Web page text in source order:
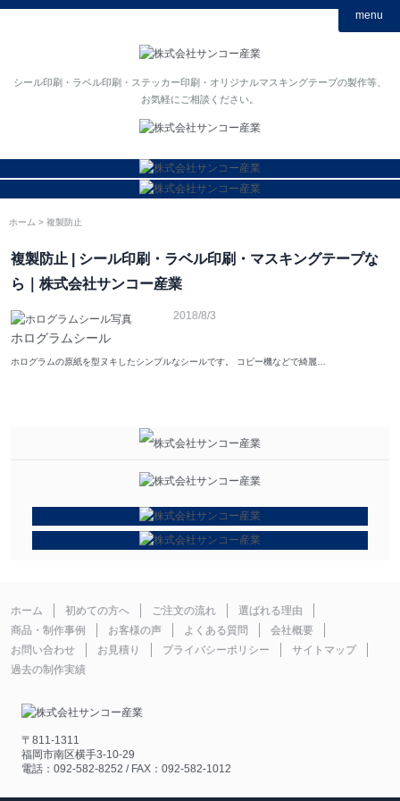
シール印刷・ラベル印刷・ステッカー印刷・オリジナルマスキングテープの製作等、
お気軽にご相談ください。
menu
ホーム 複製防止
複製防止 | シール印刷・ラベル印刷・マスキングテープな
ら｜株式会社サンコー産業
2018/8/3
ホログラムシール
ホログラムの原紙を型ヌキしたシンプルなシールです。 コピー機などで綺麗…
ホーム 初めての方へ ご注文の流れ
選ばれる理由
商品・制作事例
お客様の声 よくある質問
会社概要
お問い合わせ
お見積り プライバシーポリシー
サイトマップ
過去の制作実績
〒811-1311
福岡市南区横手3-10-29
電話：092-582-8252 / FAX：092-582-1012